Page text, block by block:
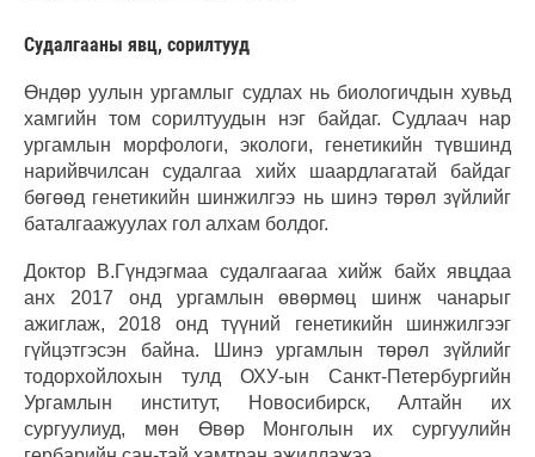
Судалгааны явц, сорилтууд
Өндөр уулын ургамлыг судлах нь биологичдын хувьд
хамгийн том сорилтуудын нэг байдаг. Судлаач нар
ургамлын морфологи, экологи, генетикийн түвшинд
нарийвчилсан судалгаа хийх шаардлагатай байдаг
бөгөөд генетикийн шинжилгээ нь шинэ төрөл зүйлийг
баталгаажуулах гол алхам болдог.
Доктор В.Гүндэгмаа судалгаагаа хийж байх явцдаа
анх 2017 онд ургамлын өвөрмөц шинж чанарыг
ажиглаж, 2018 онд түүний генетикийн шинжилгээг
гүйцэтгэсэн байна. Шинэ ургамлын төрөл зүйлийг
тодорхойлохын тулд ОХУ-ын Санкт-Петербургийн
Ургамлын институт, Новосибирск, Алтайн их
сургуулиуд, мөн Өвөр Монголын их сургуулийн